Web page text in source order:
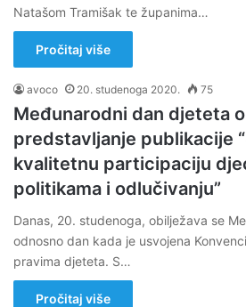
Natašom Tramišak te županima…
Pročitaj više
avoco 20. studenoga 2020. 75
Međunarodni dan djeteta
predstavljanje publikacije
kvalitetnu participaciju
politikama i odlučivanju”
Danas, 20. studenoga, obilježava se
odnosno dan kada je usvojena
pravima djeteta. S…
Pročitaj više